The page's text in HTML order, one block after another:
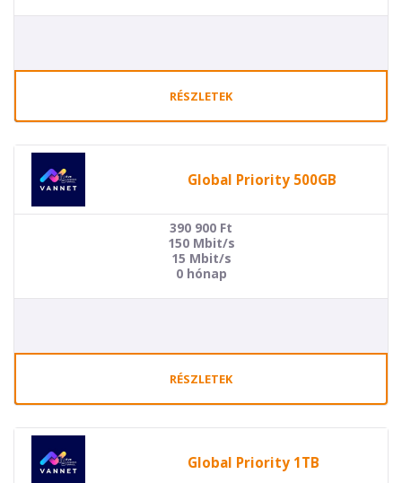
RÉSZLETEK
Global Priority 500GB
390 900 Ft
150 Mbit/s
15 Mbit/s
0 hónap
RÉSZLETEK
Global Priority 1TB